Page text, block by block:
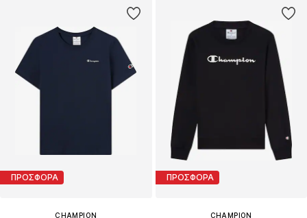
ΠΡΟΣΦΟΡΑ
CHAMPION
ΠΡΟΣΦΟΡΑ
CHAMPION